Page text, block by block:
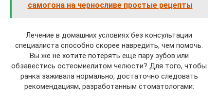
самогона на черносливе простые рецепты
Лечение в домашних условиях без консультации
специалиста способно скорее навредить, чем помочь.
Вы же не хотите потерять еще пару зубов или
обзавестись остеомиелитом челюсти? Для того, чтобы
ранка заживала нормально, достаточно следовать
рекомендациям, разработанным стоматологами: